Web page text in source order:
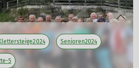
Senioren2024
5